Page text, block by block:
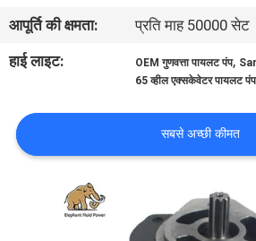
संपर्क
करें
समाचार
मामलों
साइटमैप
आपूर्ति की क्षमता:
प्रति माह 50000 सेट
हाई लाइट:
OEM गुणवत्ता पायलट पंप,
65 व्हील एक्सकेवेटर पायलट पंप
सबसे अच्छी कीमत